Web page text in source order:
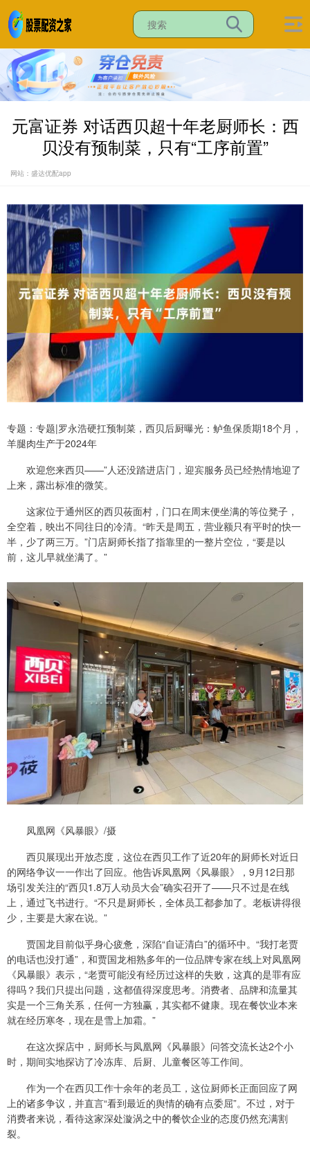
元富证券 对话西贝超十年老厨师长：西
贝没有预制菜，只有“工序前置”
网站：盛达优配app
专题：专题|罗永浩硬扛预制菜，西贝后厨曝光：鲈鱼保质期18个月，
羊腿肉生产于2024年
欢迎您来西贝——”人还没踏进店门，迎宾服务员已经热情地迎了
上来，露出标准的微笑。
这家位于通州区的西贝莜面村，门口在周末便坐满的等位凳子，
全空着，映出不同往日的冷清。“昨天是周五，营业额只有平时的快一
半，少了两三万。”门店厨师长指了指靠里的一整片空位，“要是以
前，这儿早就坐满了。”
凤凰网《风暴眼》/摄
西贝展现出开放态度，这位在西贝工作了近20年的厨师长对近日
的网络争议一一作出了回应。他告诉凤凰网《风暴眼》，9月12日那
场引发关注的“西贝1.8万人动员大会”确实召开了——只不过是在线
上，通过飞书进行。“不只是厨师长，全体员工都参加了。老板讲得很
少，主要是大家在说。”
贾国龙目前似乎身心疲惫，深陷“自证清白”的循环中。“我打老贾
的电话也没打通”，和贾国龙相熟多年的一位品牌专家在线上对凤凰网
《风暴眼》表示，“老贾可能没有经历过这样的失败，这真的是罪有应
得吗？我们只提出问题，这都值得深度思考。消费者、品牌和流量其
实是一个三角关系，任何一方独赢，其实都不健康。现在餐饮业本来
就在经历寒冬，现在是雪上加霜。”
在这次探店中，厨师长与凤凰网《风暴眼》问答交流长达2个小
时，期间实地探访了冷冻库、后厨、儿童餐区等工作间。
作为一个在西贝工作十余年的老员工，这位厨师长正面回应了网
上的诸多争议，并直言“看到最近的舆情的确有点委屈”。不过，对于
消费者来说，看待这家深处漩涡之中的餐饮企业的态度仍然充满割
裂。